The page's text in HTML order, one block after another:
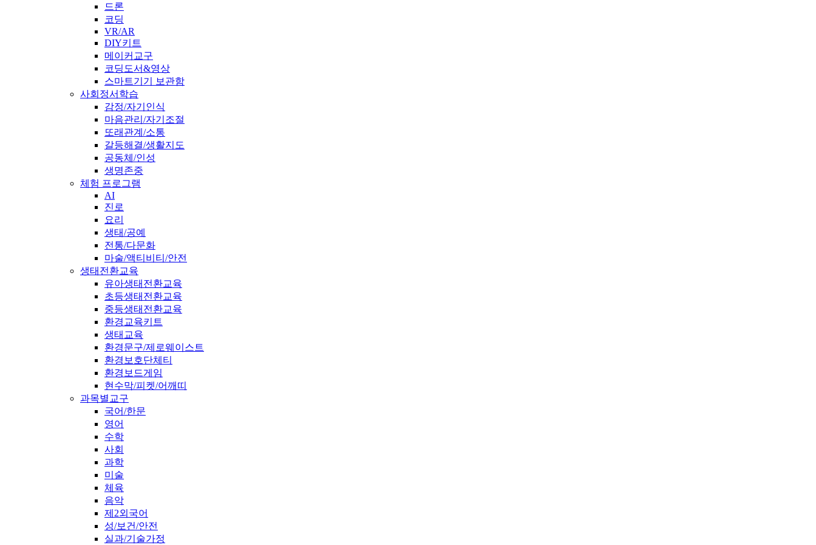
드론
코딩
VR/AR
DIY키트
메이커교구
코딩도서&영상
스마트기기 보관함
사회정서학습
감정/자기인식
마음관리/자기조절
또래관계/소통
갈등해결/생활지도
공동체/인성
생명존중
체험 프로그램
AI
진로
요리
생태/공예
전통/다문화
마술/액티비티/안전
생태전환교육
유아생태전환교육
초등생태전환교육
중등생태전환교육
환경교육키트
생태교육
환경문구/제로웨이스트
환경보호단체티
환경보드게임
현수막/피켓/어깨띠
과목별교구
국어/한문
영어
수학
사회
과학
미술
체육
음악
제2외국어
성/보건/안전
실과/기술가정